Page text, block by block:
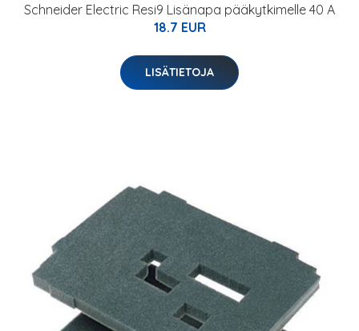
Schneider Electric Resi9 Lisänapa pääkytkimelle 40 A
18.7 EUR
LISÄTIETOJA